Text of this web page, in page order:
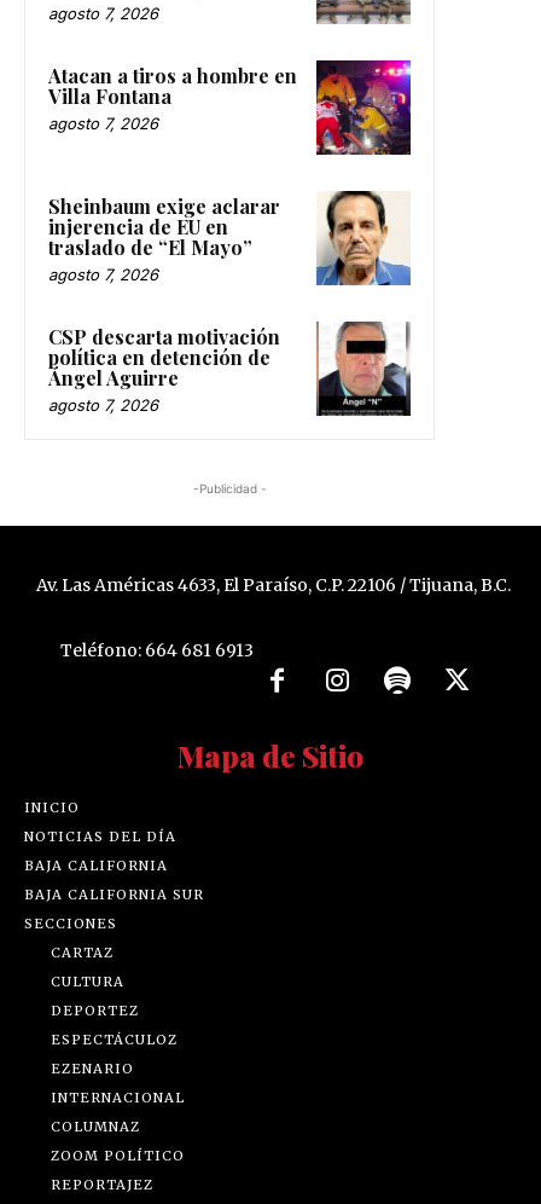
agosto 7, 2026
Atacan a tiros a hombre en
Villa Fontana
agosto 7, 2026
Sheinbaum exige aclarar
injerencia de EU en
traslado de “El Mayo”
agosto 7, 2026
CSP descarta motivación
política en detención de
Ángel Aguirre
agosto 7, 2026
-Publicidad -
Av. Las Américas 4633, El Paraíso, C.P. 22106 / Tijuana, B.C.
Teléfono: 664 681 6913
Mapa de Sitio
INICIO
NOTICIAS DEL DÍA
BAJA CALIFORNIA
BAJA CALIFORNIA SUR
SECCIONES
CARTAZ
CULTURA
DEPORTEZ
ESPECTÁCULOZ
EZENARIO
INTERNACIONAL
COLUMNAZ
ZOOM POLÍTICO
REPORTAJEZ